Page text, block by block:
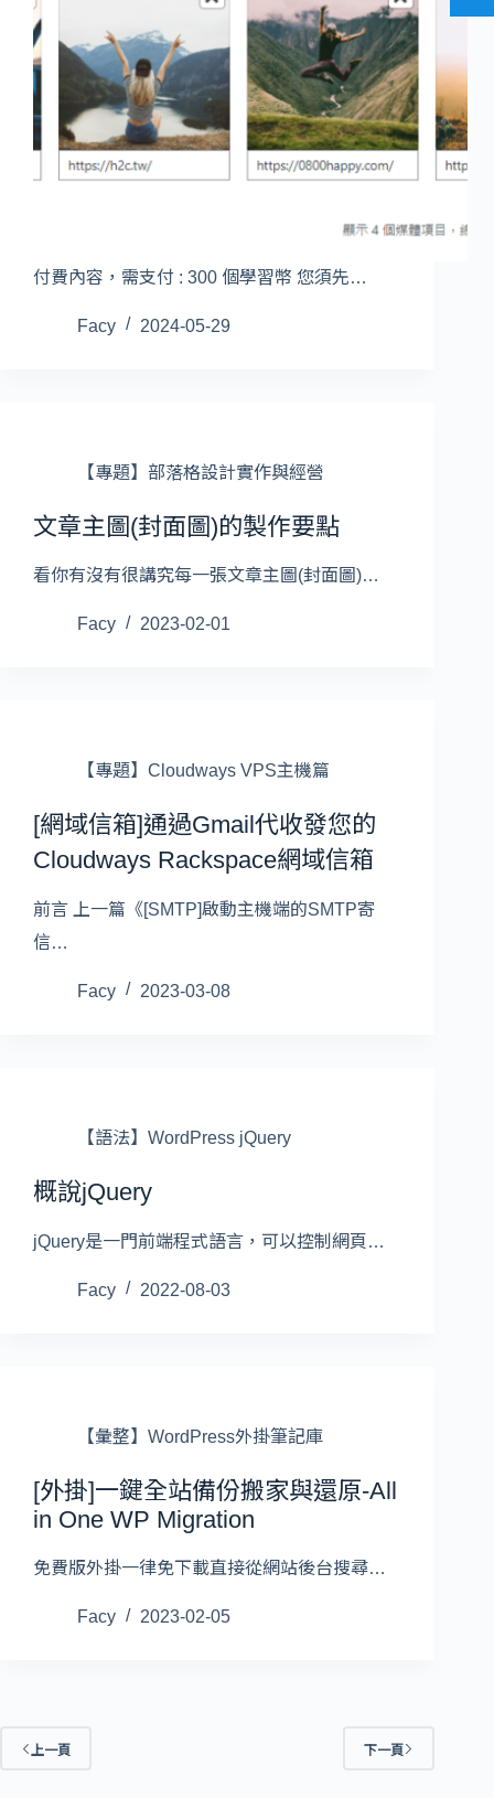
付費內容，需支付 : 300 個學習幣 您須先…
Facy 2024-05-29
【專題】部落格設計實作與經營
文章主圖(封面圖)的製作要點
看你有沒有很講究每一張文章主圖(封面圖)…
Facy 2023-02-01
【專題】Cloudways VPS主機篇
[網域信箱]通過Gmail代收發您的
Cloudways Rackspace網域信箱
前言 上一篇《[SMTP]啟動主機端的SMTP寄
信…
Facy 2023-03-08
【語法】WordPress jQuery
概說jQuery
jQuery是一門前端程式語言，可以控制網頁…
Facy 2022-08-03
【彙整】WordPress外掛筆記庫
[外掛]一鍵全站備份搬家與還原-All
in One WP Migration
免費版外掛一律免下載直接從網站後台搜尋…
Facy 2023-02-05
上一頁 下一頁